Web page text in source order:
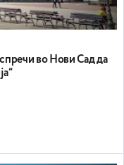
спречи во Нови Сад да